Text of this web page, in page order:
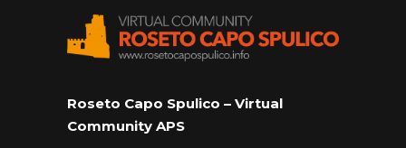
Roseto Capo Spulico – Virtual
Community APS